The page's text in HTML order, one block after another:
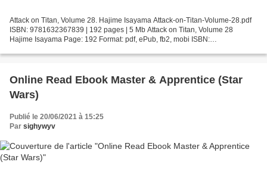
Attack on Titan, Volume 28. Hajime Isayama Attack-on-Titan-Volume-28.pdf
ISBN: 9781632367839 | 192 pages | 5 Mb Attack on Titan, Volume 28
Hajime Isayama Page: 192 Format: pdf, ePub, fb2, mobi ISBN:
Online Read Ebook Master & Apprentice (Star
Wars)
Publié le 20/06/2021 à 15:25
Par sighywyv